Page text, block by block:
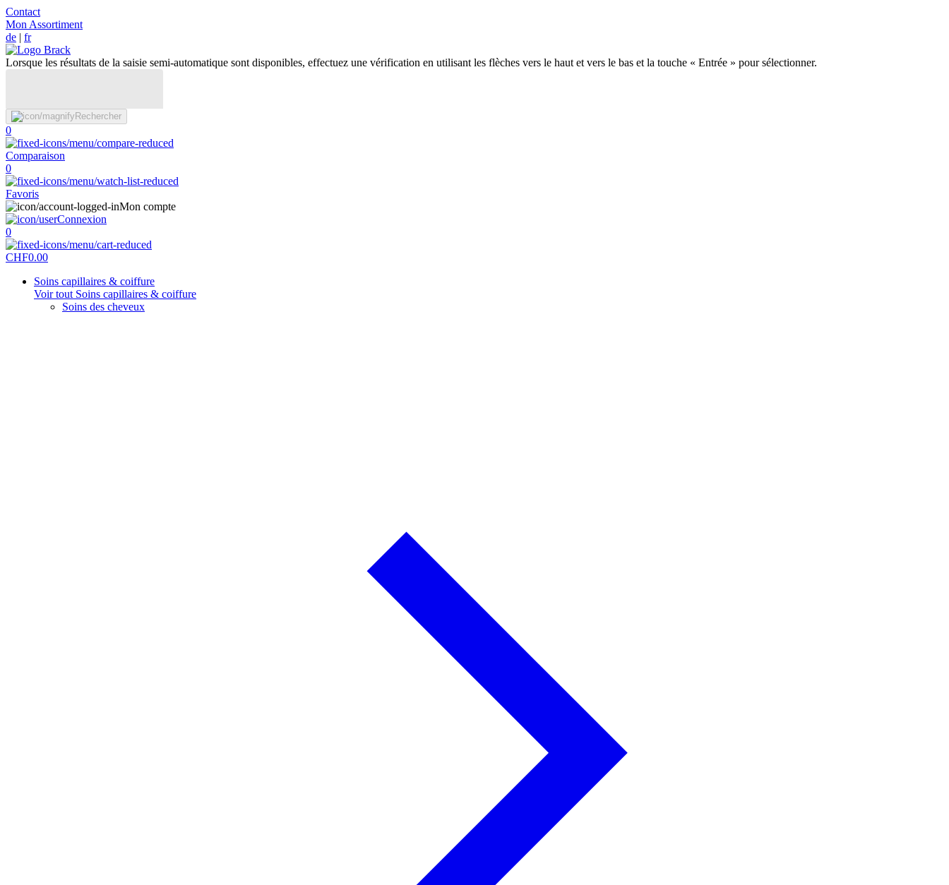
Contact
Mon Assortiment
de | fr
Lorsque les résultats de la saisie semi-automatique sont disponibles, effectuez une vérification en utilisant les flèches vers le haut et vers le bas et la touche « Entrée » pour sélectionner.
Rechercher
0
Comparaison
0
Favoris
Mon compte
Connexion
0
CHF0.00
Soins capillaires & coiffure
Voir tout Soins capillaires & coiffure
Soins des cheveux